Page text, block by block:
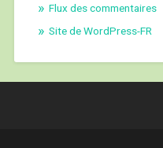
Flux des commentaires
Site de WordPress-FR